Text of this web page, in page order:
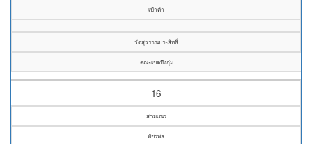
เบ้าคำ
วัดสุวรรณประสิทธิ์
คณะเขตบึงกุ่ม
16
สามเณร
พัชรพล